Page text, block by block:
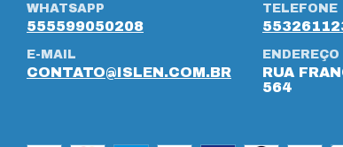
WHATSAPP
555599050208
TELEFONE
E-MAIL
CONTATO@ISLEN.COM.BR
ENDEREÇO
RUA
564